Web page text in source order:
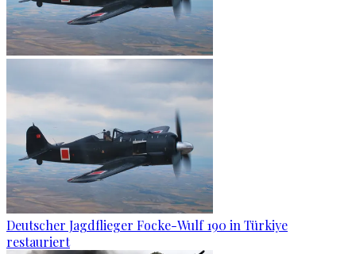
Deutscher Jagdflieger Focke-Wulf 190 in Türkiye
restauriert